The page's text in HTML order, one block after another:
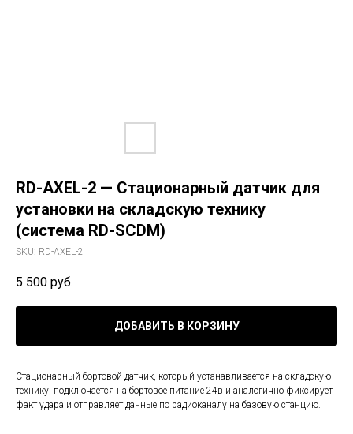
RD-AXEL-2 — Стационарный датчик для
установки на складскую технику
(система RD-SCDM)
SKU: RD-AXEL-2
5 500 руб.
ДОБАВИТЬ В КОРЗИНУ
Стационарный бортовой датчик, который устанавливается на складскую
технику, подключается на бортовое питание 24в и аналогично фиксирует
факт удара и отправляет данные по радиоканалу на базовую станцию.